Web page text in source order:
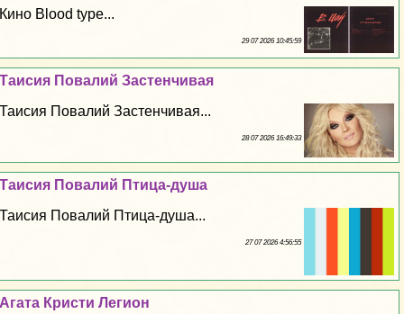
Кино Blood type...
29 07 2026 10:45:59
Таисия Повалий Застенчивая
Таисия Повалий Застенчивая...
28 07 2026 16:49:33
Таисия Повалий Птица-душа
Таисия Повалий Птица-душа...
27 07 2026 4:56:55
Агата Кристи Легион